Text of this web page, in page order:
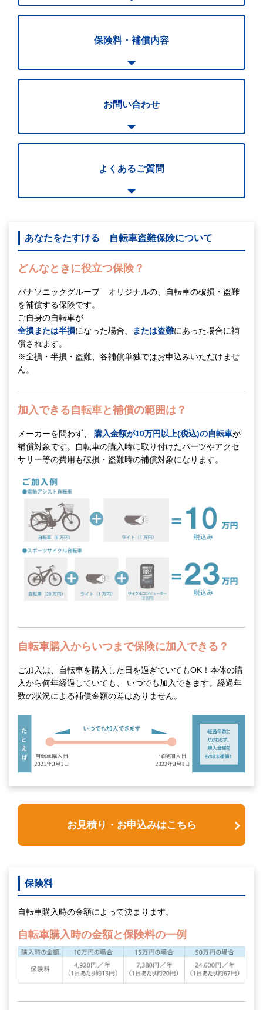
保険料・補償内容
お問い合わせ
よくあるご質問
あなたをたすける 自転車盗難保険について
どんなときに役立つ保険？
パナソニックグループ オリジナルの、自転車の破損・盗難
を補償する保険です。
ご自身の自転車が
全損または半損になった場合、 または盗難にあった場合に補
償されます。
※全損・半損・盗難、各補償単独ではお申込みいただけませ
ん。
加入できる自転車と補償の範囲は？
メーカーを問わず、 購入金額が10万円以上(税込)の自転車が
補償対象です。自転車の購入時に取り付けたパーツやアクセ
サリー等の費用も破損・盗難時の補償対象になります。
自転車購入からいつまで保険に加入できる？
ご加入は、自転車を購入した日を過ぎていてもOK！本体の購
入から何年経過していても、 いつでも加入できます。経過年
数の状況による補償金額の差はありません。
お見積り・お申込みはこちら
保険料
自転車購入時の金額によって決まります。
自転車購入時の金額と保険料の一例